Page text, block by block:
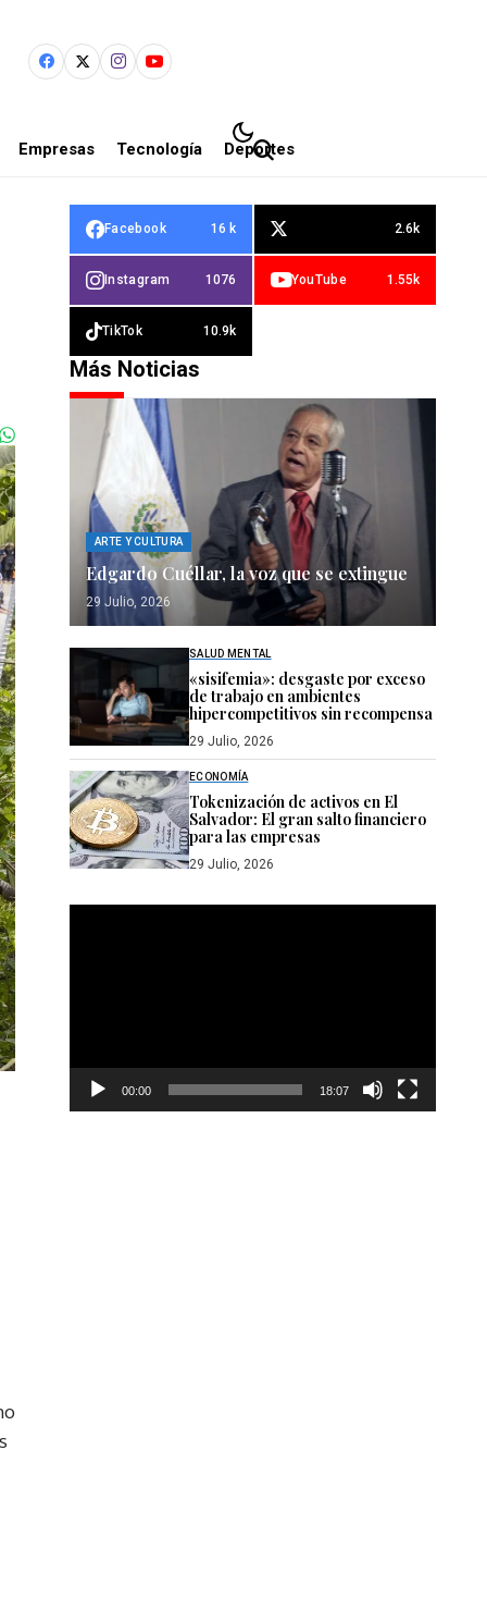
Empresas Tecnología Deportes
Facebook 16 k 2.6k
Instagram 1076 YouTube 1.55k
TikTok 10.9k
Más Noticias
ARTE Y CULTURA
Edgardo Cuéllar, la voz que se extingue
29 Julio, 2026
SALUD MENTAL
«sisifemia»: desgaste por exceso
de trabajo en ambientes
hipercompetitivos sin recompensa
29 Julio, 2026
ECONOMÍA
Tokenización de activos en El
Salvador: El gran salto financiero
para las empresas
29 Julio, 2026
00:00 18:07